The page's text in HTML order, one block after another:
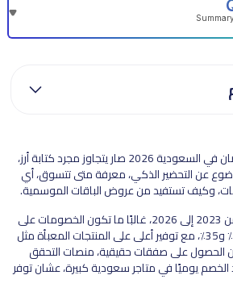
التخطيط لقائمة تسوق رمضان في السعودية 2026 صار يتجاوز مجرد كتابة أرز،
عن التحضير الذكي، معرفة متى تتسوق، أي
وكيف تستفيد من عروض الباقات الموسمية.
استنادًا إلى أنماط التسوق من 2023 إلى 2026، غالبًا ما تكون الخصومات على
المستلزمات اليومية بين 15٪ و35٪، مع توفير أعلى على المنتجات المعبأة مثل
الحصول على صفقات حقيقية، منصات التحقق
الخصم يوميًا في متاجر سعودية كبيرة، عشان توفر